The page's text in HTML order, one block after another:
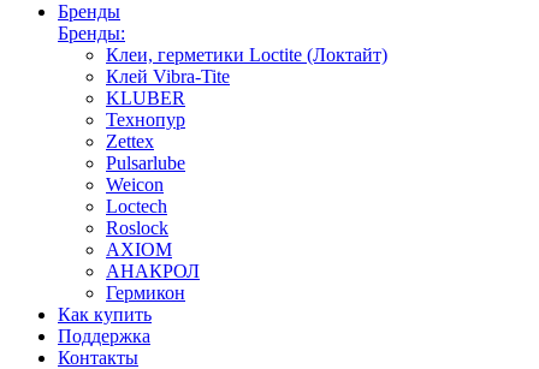
Бренды
Бренды:
Клеи, герметики Loctite (Локтайт)
Клей Vibra-Tite
KLUBER
Технопур
Zettex
Pulsarlube
Weicon
Loctech
Roslock
AXIOM
АНАКРОЛ
Гермикон
Как купить
Поддержка
Контакты